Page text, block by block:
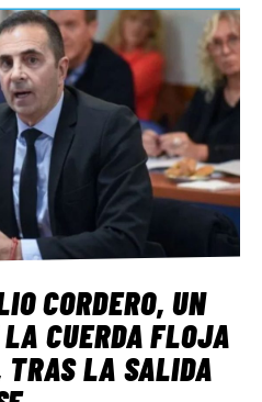
CORDERO, UN
CUERDA FLOJA
TRAS LA SALIDA